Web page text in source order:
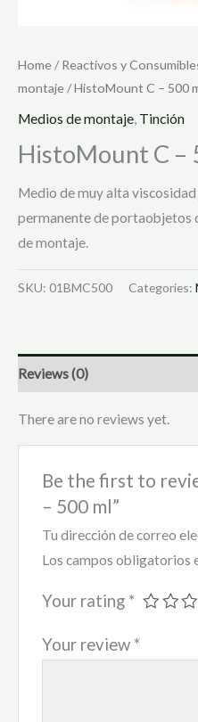
Home/Reactivos y
montaje/ HistoMount C – 500
Medios de montaje, Tinción
HistoMount C –
Medio de muy alta
permanente de portaobjetos
de montaje.
SKU: 01BMC500 Categories:
Reviews (0)
There are no reviews yet.
Be the first to
– 500 ml”
Tu dirección de correo
Los campos obligatorios
Your rating *
Your review *